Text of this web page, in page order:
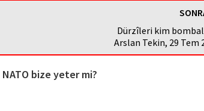
Dürzîleri kim
Arslan Tekin, 29 Tem
bize yeter mi?